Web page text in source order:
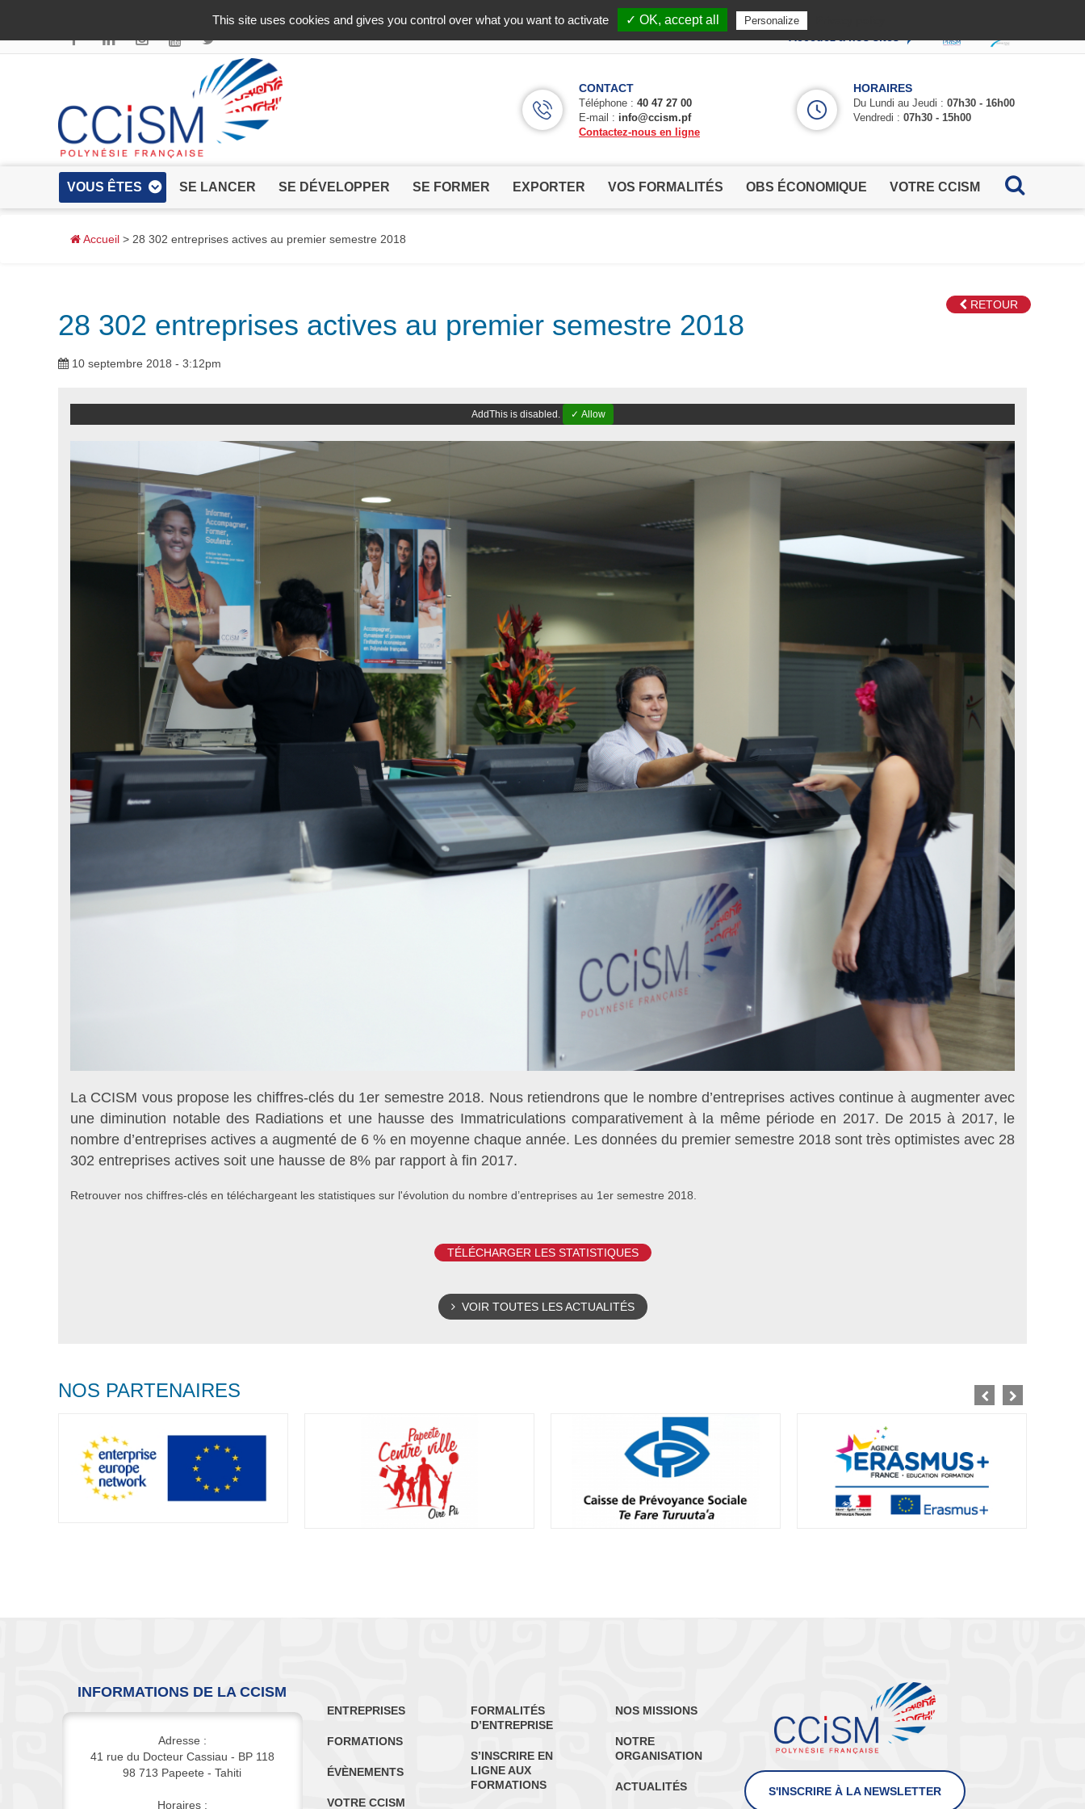
✓ Allow
CONTACT
Téléphone : 40 47 27 00
E-mail : info@ccism.pf
Contactez-nous en ligne
HORAIRES
Du Lundi au Jeudi : 07h30 - 16h00
Vendredi : 07h30 - 15h00
VOUS ÊTES SE LANCER SE DÉVELOPPER SE FORMER EXPORTER VOS FORMALITÉS OBS ÉCONOMIQUE VOTRE CCISM
Accueil > 28 302 entreprises actives au premier semestre 2018
RETOUR
28 302 entreprises actives au premier semestre 2018
10 septembre 2018 - 3:12pm
AddThis is disabled. ✓ Allow
La CCISM vous propose les chiffres-clés du 1er semestre 2018. Nous retiendrons que le nombre d’entreprises actives continue à augmenter avec
une diminution notable des Radiations et une hausse des Immatriculations comparativement à la même période en 2017. De 2015 à 2017, le
nombre d’entreprises actives a augmenté de 6 % en moyenne chaque année. Les données du premier semestre 2018 sont très optimistes avec 28
302 entreprises actives soit une hausse de 8% par rapport à fin 2017.
Retrouver nos chiffres-clés en téléchargeant les statistiques sur l'évolution du nombre d’entreprises au 1er semestre 2018.
TÉLÉCHARGER LES STATISTIQUES
VOIR TOUTES LES ACTUALITÉS
NOS PARTENAIRES
INFORMATIONS DE LA CCISM
Adresse :
41 rue du Docteur Cassiau - BP 118
98 713 Papeete - Tahiti
Horaires :
ENTREPRISES
FORMATIONS
ÉVÈNEMENTS
VOTRE CCISM
FORMALITÉS
D’ENTREPRISE
S’INSCRIRE EN
LIGNE AUX
FORMATIONS
NOS MISSIONS
NOTRE
ORGANISATION
ACTUALITÉS S'INSCRIRE À LA NEWSLETTER
This site uses cookies and gives you control over what you want to activate ✓ OK, accept all Personalize